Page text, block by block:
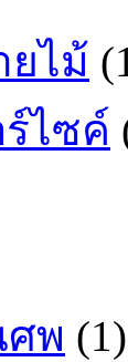
ยไม้
ไซค์
ศพ (1)